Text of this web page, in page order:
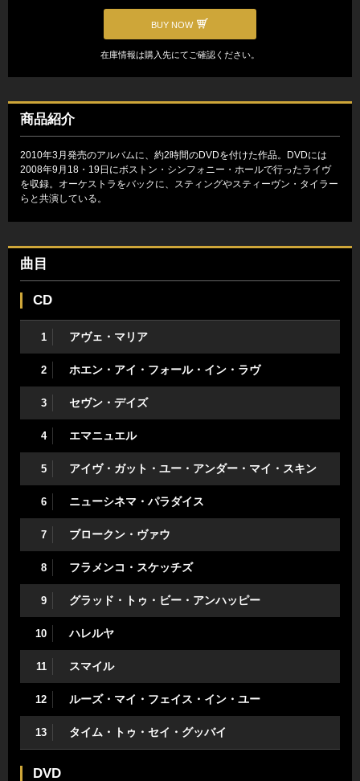
BUY NOW
在庫情報は購入先にてご確認ください。
商品紹介
2010年3月発売のアルバムに、約2時間のDVDを付けた作品。DVDには
2008年9月18・19日にボストン・シンフォニー・ホールで行ったライヴ
を収録。オーケストラをバックに、スティングやスティーヴン・タイラー
らと共演している。
曲目
CD
1 アヴェ・マリア
2 ホエン・アイ・フォール・イン・ラヴ
3 セヴン・デイズ
4 エマニュエル
5 アイヴ・ガット・ユー・アンダー・マイ・スキン
6 ニューシネマ・パラダイス
7 ブロークン・ヴァウ
8 フラメンコ・スケッチズ
9 グラッド・トゥ・ビー・アンハッピー
10 ハレルヤ
11 スマイル
12 ルーズ・マイ・フェイス・イン・ユー
13 タイム・トゥ・セイ・グッバイ
DVD